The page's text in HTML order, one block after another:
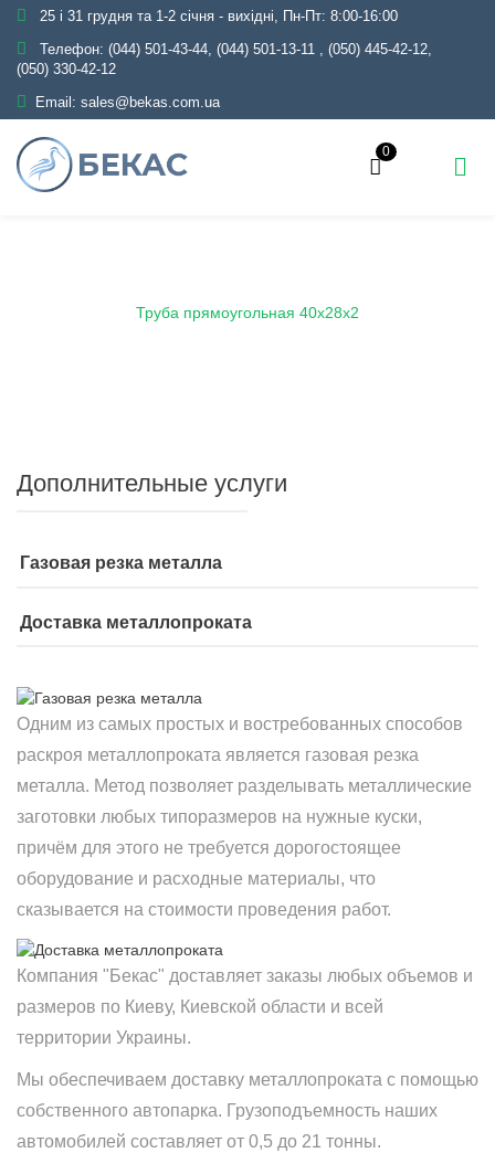
25 і 31 грудня та 1-2 січня - вихідні, Пн-Пт: 8:00-16:00
Телефон: (044) 501-43-44, (044) 501-13-11 , (050) 445-42-12,
(050) 330-42-12
Email: sales@bekas.com.ua
0
Труба прямоугольная 40х28х2
Дополнительные услуги
Газовая резка металла
Доставка металлопроката
Одним из самых простых и востребованных способов
раскроя металлопроката является газовая резка
металла. Метод позволяет разделывать металлические
заготовки любых типоразмеров на нужные куски,
причём для этого не требуется дорогостоящее
оборудование и расходные материалы, что
сказывается на стоимости проведения работ.
Компания "Бекас" доставляет заказы любых объемов и
размеров по Киеву, Киевской области и всей
территории Украины.
Мы обеспечиваем доставку металлопроката с помощью
собственного автопарка. Грузоподъемность наших
автомобилей составляет от 0,5 до 21 тонны.